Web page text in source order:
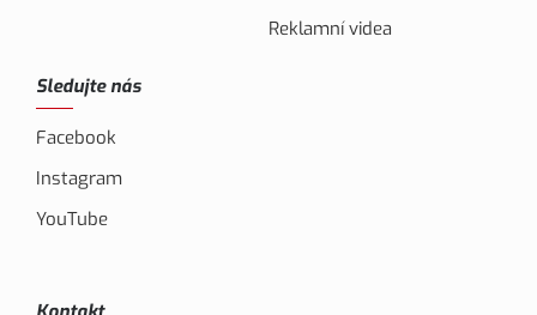
Reklamní videa
Sledujte nás
Facebook
Instagram
YouTube